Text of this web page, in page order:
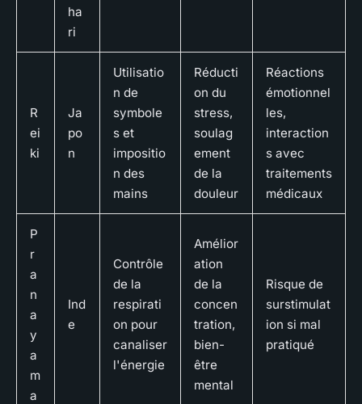
ha
ri
R
ei
ki
Ja
po
n
Utilisatio
n de
symbole
s et
impositio
n des
mains
Réducti
on du
stress,
soulag
ement
de la
douleur
Réactions
émotionnel
les,
interaction
s avec
traitements
médicaux
P
r
a
n
a
y
a
m
a
Ind
e
Contrôle
de la
respirati
on pour
canaliser
l'énergie
Amélior
ation
de la
concen
tration,
bien-
être
mental
Risque de
surstimulat
ion si mal
pratiqué